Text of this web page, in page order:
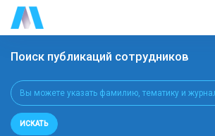
Поиск публикаций сотрудников
ИСКАТЬ